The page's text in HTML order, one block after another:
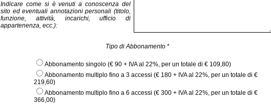
Indicare come si è venuti a conoscenza del
sito ed eventuali annotazioni personali (titolo,
funzione, attività, incarichi, ufficio di
appartenenza, ecc.):
Tipo di Abbonamento*
Abbonamento singolo (€ 90 + IVA al 22%, per un totale di € 109,80)
Abbonamento multiplo fino a 3 accessi (€ 180 + IVA al 22%, per un totale di €
219,60)
Abbonamento multiplo fino a 6 accessi (€ 300 + IVA al 22%, per un totale di €
366,00)